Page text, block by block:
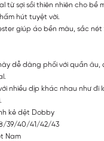
từ sợi sồi thiên nhiên cho bề
hút tuyệt vời.
giúp áo bền màu, sắc
dễ dàng phối với quần
nhiều dịp khác nhau như đi
kẻ dệt Dobby
39/40/41/42/43
Nam